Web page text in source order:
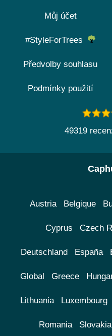
Můj účet
#StyleForTrees
Předvolby souhlasu
Podmínky použití
49319
Austria Belgique
Cyprus Czech
Deutschland España
Global Greece
Lithuania Luxembourg
Romania Slovakia